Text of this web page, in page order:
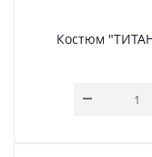
Костюм